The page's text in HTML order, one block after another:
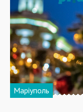
Маріуполь